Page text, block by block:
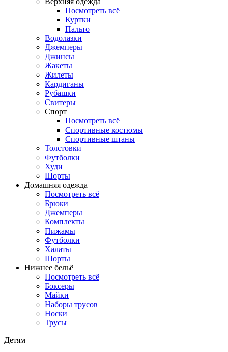
Посмотреть всё
Куртки
Пальто
Водолазки
Джемперы
Джинсы
Жакеты
Жилеты
Кардиганы
Рубашки
Свитеры
Спорт
Посмотреть всё
Спортивные костюмы
Спортивные штаны
Толстовки
Футболки
Худи
Шорты
Домашняя одежда
Посмотреть всё
Брюки
Джемперы
Комплекты
Пижамы
Футболки
Халаты
Шорты
Нижнее бельё
Посмотреть всё
Боксеры
Майки
Наборы трусов
Носки
Трусы
Детям